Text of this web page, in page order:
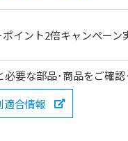
イント2倍キャンペーン
要な部品･商品をご確認
適合情報